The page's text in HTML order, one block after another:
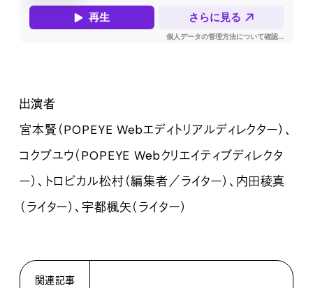
出演者
宮本賢（POPEYE Webエディトリアルディレクター）、
コクブユウ（POPEYE Webクリエイティブディレクタ
ー）、トロピカル松村（編集者／ライター）、内田稜真
（ライター）、宇都楓矢（ライター）
関連記事